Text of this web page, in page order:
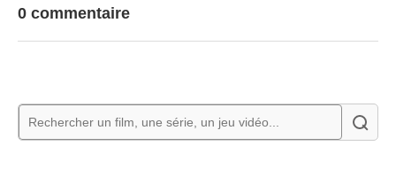
0 commentaire